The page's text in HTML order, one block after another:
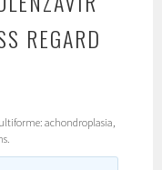
REGARD
achondroplasia,